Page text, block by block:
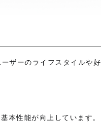
ザーのライフスタイルや好
本性能が向上しています。